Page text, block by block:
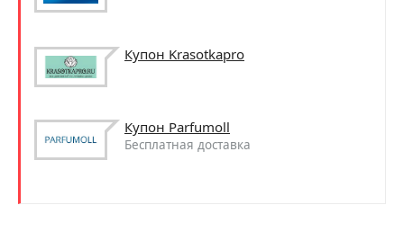
Купон Krasotkapro
Купон Parfumoll
Бесплатная доставка